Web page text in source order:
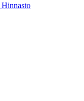
Hinnasto